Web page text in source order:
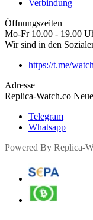
Verbindung
Öffnungszeiten
Mo-Fr 10.00 - 19.00
Wir sind in den
https://t.me/
Adresse
Replica-Watch.co
Telegram
Whatsapp
Powered By Replica-